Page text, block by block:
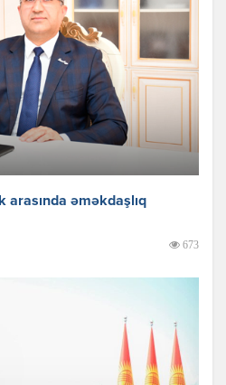
arasında əməkdaşlıq
673